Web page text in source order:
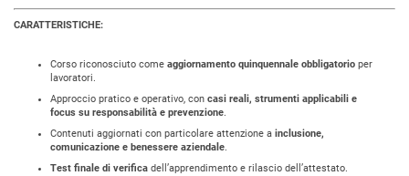
CARATTERISTICHE:
Corso riconosciuto come aggiornamento quinquennale obbligatorio per
lavoratori.
Approccio pratico e operativo, con casi reali, strumenti applicabili e
focus su responsabilità e prevenzione.
Contenuti aggiornati con particolare attenzione a inclusione,
comunicazione e benessere aziendale.
Test finale di verifica dell’apprendimento e rilascio dell’attestato.